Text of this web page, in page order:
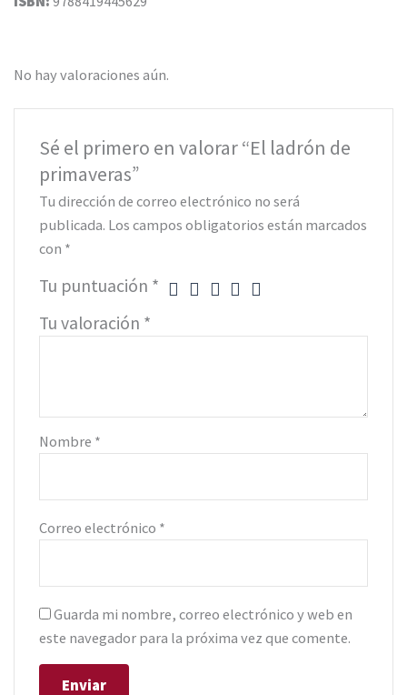
No hay valoraciones aún.
Sé el primero en valorar “El ladrón de
primaveras”
Tu dirección de correo electrónico no será
publicada. Los campos obligatorios están marcados
con *
Tu puntuación *
Tu valoración *
Nombre *
Correo electrónico *
Guarda mi nombre, correo electrónico y web en
este navegador para la próxima vez que comente.